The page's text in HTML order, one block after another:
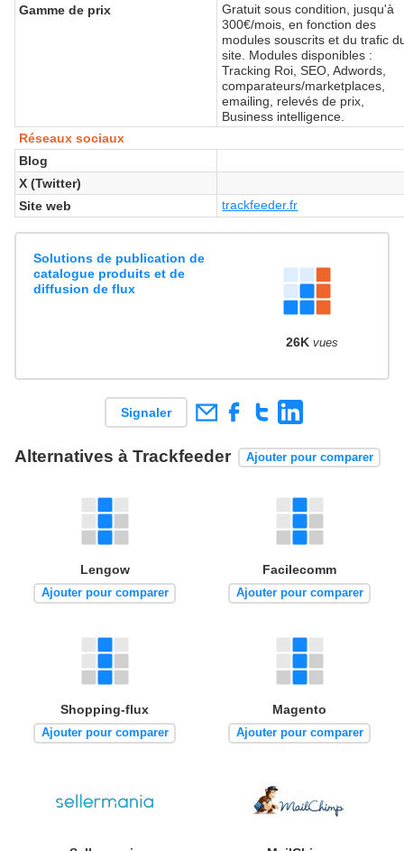
Gamme de prix
Gratuit sous condition, jusqu'à
300€/mois, en fonction des
modules souscrits et du trafic
site. Modules disponibles :
Tracking Roi, SEO, Adwords,
comparateurs/marketplaces,
emailing, relevés de prix,
Business intelligence.
Réseaux sociaux
Blog
X (Twitter)
Site web
trackfeeder.fr
Solutions de publication de
catalogue produits et de
diffusion de flux
26K vues
Signaler
Alternatives à Trackfeeder Ajouter pour comparer
Lengow
Ajouter pour comparer
Facilecomm
Ajouter pour comparer
Shopping-flux
Ajouter pour comparer
Magento
Ajouter pour comparer